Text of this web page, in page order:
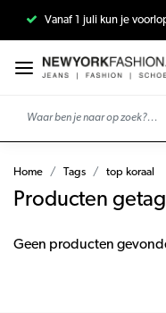
Vanaf 1 juli kun je
Home Tags top koraal
Producten
Geen producten